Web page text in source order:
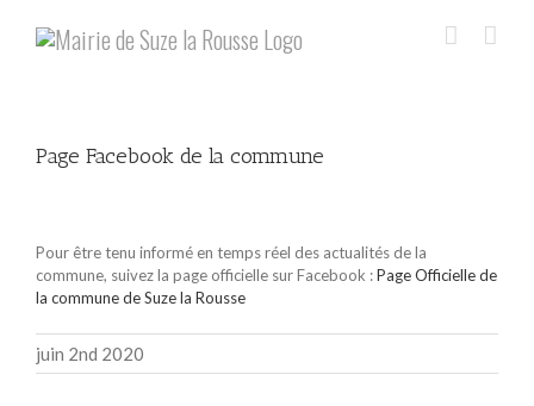
Page Facebook de la commune
agrandie
Pour être tenu informé en temps réel des actualités de la
commune, suivez la page officielle sur Facebook :Page Officielle de
la commune de Suze la Rousse
juin 2nd 2020